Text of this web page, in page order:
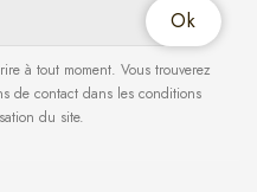
à tout moment. Vous trouverez
de contact dans les conditions
du site.